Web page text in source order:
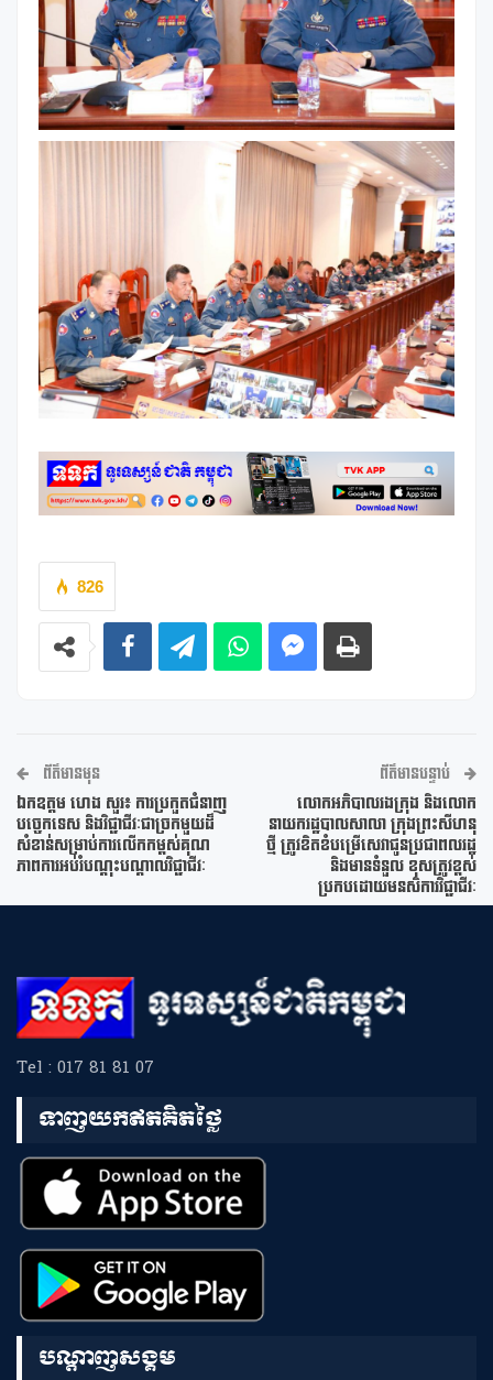
826
ព័ត៌មានមុន
ឯកឧត្ដម ហេង សួរ៖ ការប្រកួតជំនាញ
បច្ចេកទេស និងវិជ្ជាជីវៈជាច្រកមួយដ៏
សំខាន់សម្រាប់ការលើកកម្ពស់គុណ
ភាពការអប់រំបណ្ដុះបណ្ដាលវិជ្ជាជីវៈ
ព័ត៌មានបន្ទាប់
លោកអភិបាលរងក្រុង និងលោក
នាយករដ្ឋបាលសាលា ក្រុងព្រះសីហនុ
ថ្មី ត្រូវខិតខំបម្រើសេវាជូនប្រជាពលរដ្ឋ
និងមានទំនួល ខុសត្រូវខ្ពស់
ប្រកបដោយមនសិការវិជ្ជាជីវៈ
Tel : 017 81 81 07
ទាញយកឥតគិតថ្លៃ
បណ្តាញសង្គម